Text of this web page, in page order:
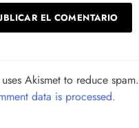
Akismet to reduce spam.
data is processed.